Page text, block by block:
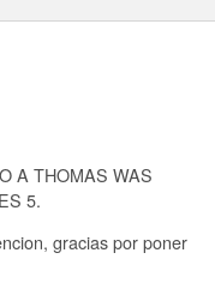
A THOMAS WAS
5.
gracias por poner